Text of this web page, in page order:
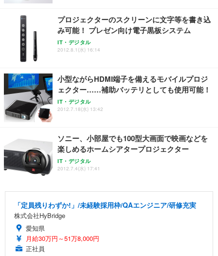
プロジェクターのスクリーンに文字等を書き込
み可能！ プレゼン向け電子黒板システム
IT・デジタル
2012.8.1(水) 16:14
小型ながらHDMI端子を備えるモバイルプロジ
ェクター……補助バッテリとしても使用可能！
IT・デジタル
2012.7.18(水) 13:42
ソニー、小部屋でも100型大画面で映画などを
楽しめるホームシアタープロジェクター
IT・デジタル
2012.7.4(水) 17:41
「定員残りわずか!」/未経験採用枠/QAエンジニア/研修充実
株式会社HyBridge
愛知県
月給30万円～51万8,000円
正社員